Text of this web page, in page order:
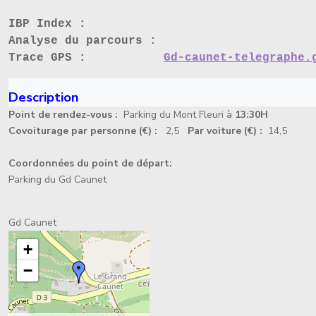
IBP Index :
Analyse du parcours :
Trace GPS : Gd-caunet-
Description
Point de rendez-vous : Parking du Mont Fleuri à 13:30H
Covoiturage par personne (€) : 2,5 Par voiture (€) : 14,5
Coordonnées du point de départ:
Parking du Gd Caunet
Gd Caunet
+
−